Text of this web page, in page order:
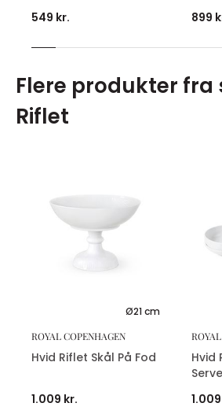
549 kr.
899
Flere produkter fra
Riflet
Ø21 cm
ROYAL COPENHAGEN
Hvid Riflet Skål På Fod
1.009 kr.
Hvid